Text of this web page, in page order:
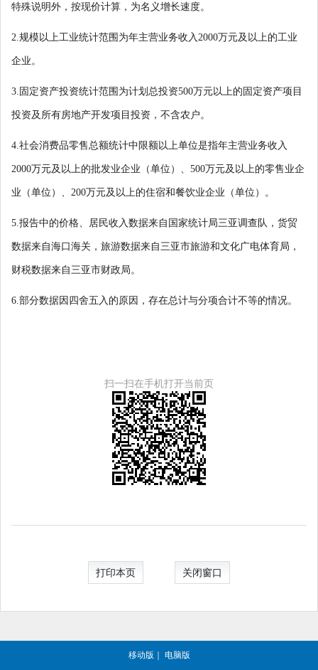
特殊说明外，按现价计算，为名义增长速度。
2. 规模以上工业统计范围为年主营业务收入 2000万元及以上的工业
企业。
3. 固定资产投资统计范围为计划总投资500万元以上的固定资产项目
投资及所有房地产开发项目投资，不含农户。
4 社会消费品零售总额统计中限额以上单位是指年主营业务收入
2000万元及以上的批发业企业（单位）、 500万元及以上的零售业企
业（单位）、 200万元及以上的住宿和餐饮业企业（单位）。
5 报告中的价格、居民收入数据来自 国家统计局三亚调查队， 货贸
数据来自海口海关，旅游数据来自 三亚市旅游和文化广电体育局，
财税数据来自三亚市财政局 。
6 部分数据因四舍五入的原因，存在总计与分项合计不等的情况。
扫一扫在手机打开当前页
打印本页 关闭窗口
移动版 ｜ 电脑版